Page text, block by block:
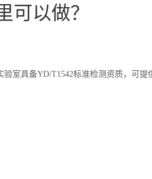
可以做？
室具备YD/T1542标准检测资质，可